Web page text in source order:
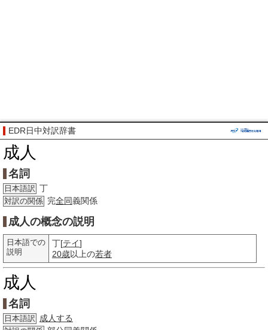
EDR日中対訳辞書
成人
名詞
日本語訳 丁
対訳の関係 完全同義関係
成人の概念の説明
日本語での
説明
丁[テイ]
20歳以上の若者
成人
名詞
日本語訳 成人する